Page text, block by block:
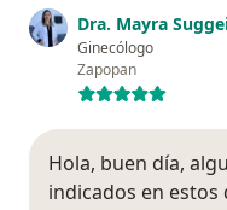
Dra. Mayra
Ginecólogo
Zapopan
Hola, buen día,
indicados en estos